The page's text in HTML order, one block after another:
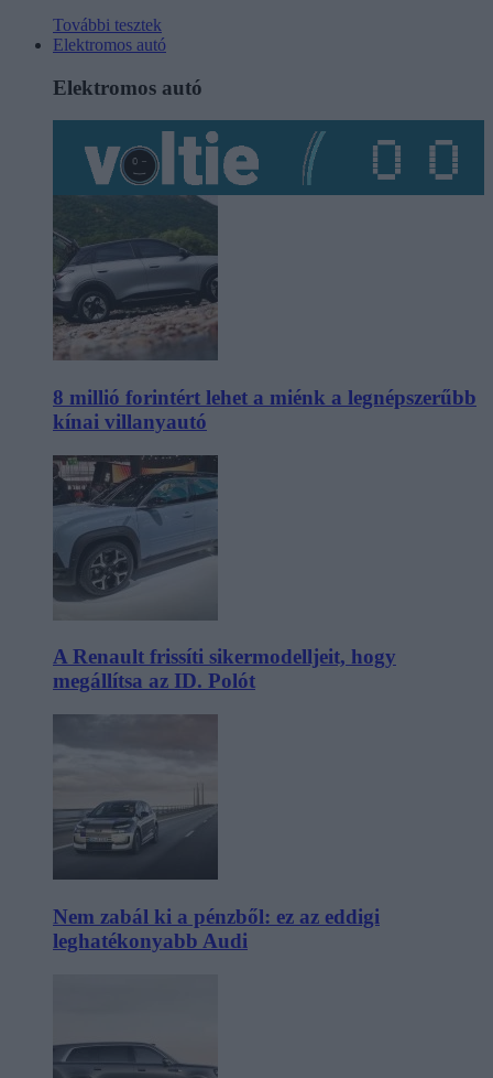
További tesztek
Elektromos autó
Elektromos autó
8 millió forintért lehet a miénk a legnépszerűbb
kínai villanyautó
A Renault frissíti sikermodelljeit, hogy
megállítsa az ID. Polót
Nem zabál ki a pénzből: ez az eddigi
leghatékonyabb Audi